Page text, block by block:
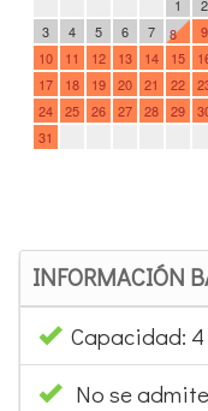
INFORMACIÓN
Capacidad: 4
No se